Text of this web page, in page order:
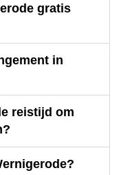
gratis
in
reistijd om